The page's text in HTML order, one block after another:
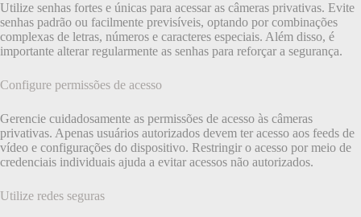
Utilize senhas fortes e únicas para acessar as câmeras privativas. Evite
senhas padrão ou facilmente previsíveis, optando por combinações
complexas de letras, números e caracteres especiais. Além disso, é
importante alterar regularmente as senhas para reforçar a segurança.
Configure permissões de acesso
Gerencie cuidadosamente as permissões de acesso às câmeras
privativas. Apenas usuários autorizados devem ter acesso aos feeds de
vídeo e configurações do dispositivo. Restringir o acesso por meio de
credenciais individuais ajuda a evitar acessos não autorizados.
Utilize redes seguras